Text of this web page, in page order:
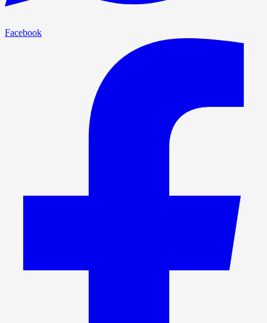
Facebook